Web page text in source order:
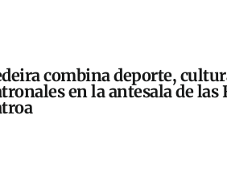
combina deporte,
en la antesala de las